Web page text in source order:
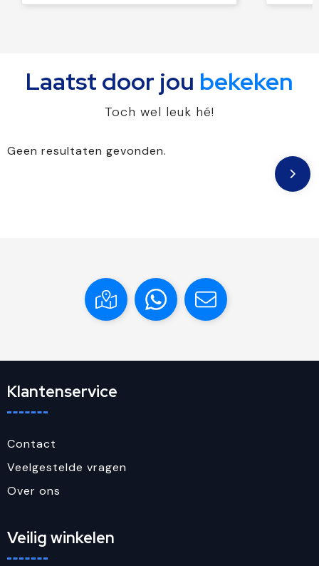
Laatst door jou bekeken
Toch wel leuk hé!
Geen resultaten gevonden.
Klantenservice
Contact
Veelgestelde vragen
Over ons
Veilig winkelen